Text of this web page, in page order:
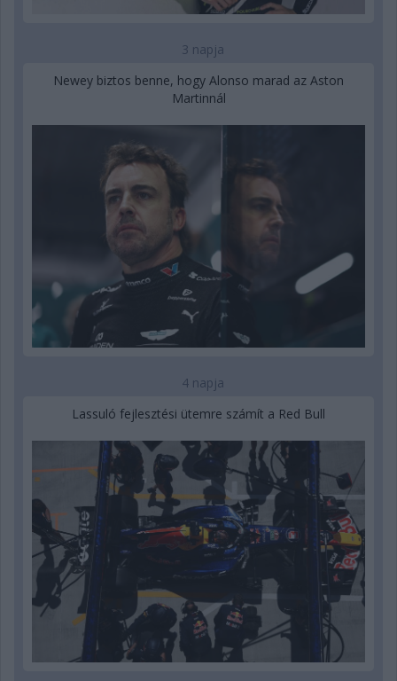
3 napja
Newey biztos benne, hogy Alonso marad az Aston
Martinnál
4 napja
Lassuló fejlesztési ütemre számít a Red Bull